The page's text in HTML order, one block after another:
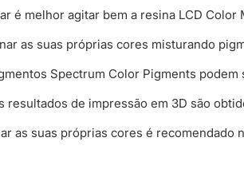
é melhor agitar bem a resina LCD
as suas próprias cores misturando
Spectrum Color Pigments
resultados de impressão em 3D são
as suas próprias cores é